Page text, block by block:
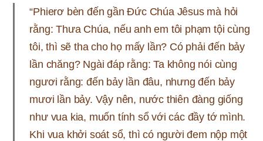
“Phierơ bèn đến gần Ðức Chúa Jêsus mà hỏi
rằng: Thưa Chúa, nếu anh em tôi phạm tội cùng
tôi, thì sẽ tha cho họ mấy lần? Có phải đến bảy
lần chăng? Ngài đáp rằng: Ta không nói cùng
ngươi rằng: đến bảy lần đâu, nhưng đến bảy
mươi lần bảy. Vậy nên, nước thiên đàng giống
như vua kia, muốn tính sổ với các đầy tớ mình.
Khi vua khởi soát sổ, thì có người đem nộp một